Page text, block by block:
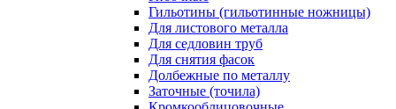
Гильотины (гильотинные ножницы)
Для листового металла
Для седловин труб
Для снятия фасок
Долбежные по металлу
Заточные (точила)